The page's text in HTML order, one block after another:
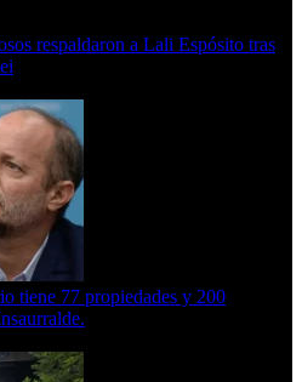
respaldaron a Lali Espósito tras
tiene 77 propiedades y 200